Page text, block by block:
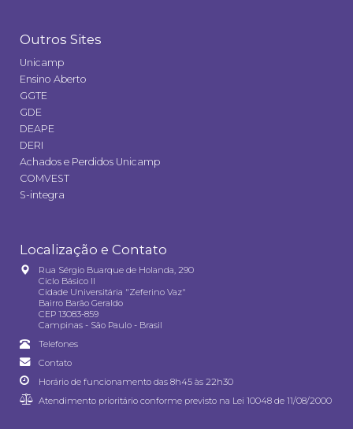
Outros Sites
Unicamp
Ensino Aberto
GGTE
GDE
DEAPE
DERI
Achados e Perdidos Unicamp
COMVEST
S-integra
Localização e Contato
Rua Sérgio Buarque de Holanda, 290
Ciclo Básico II
Cidade Universitária "Zeferino Vaz"
Bairro Barão Geraldo
CEP 13083-859
Campinas - São Paulo - Brasil
Telefones
Contato
Horário de funcionamento das 8h45 às 22h30
Atendimento prioritário conforme previsto na Lei 10048 de 11/08/2000